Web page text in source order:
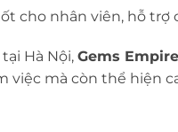
cho nhân viên, hỗ trợ
tại Hà Nội, Gems
việc mà còn thể hiện